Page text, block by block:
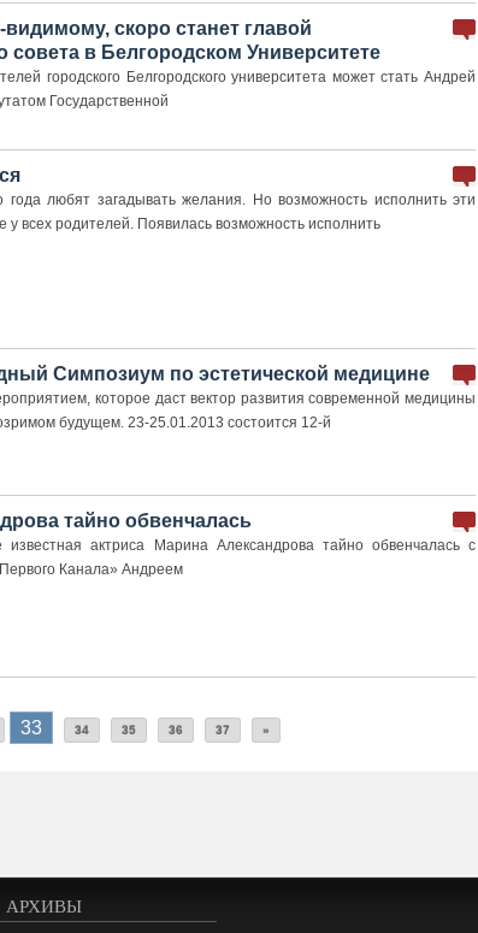
скоро станет главой
совета в Белгородском Университете
городского Белгородского университета может стать Андрей
Государственной
года любят загадывать желания. Но возможность исполнить эти
у всех родителей. Появилась возможность исполнить
Симпозиум по эстетической медицине
которое даст вектор развития современной медицины
будущем. 23-25.01.2013 состоится 12-й
тайно обвенчалась
актриса Марина Александрова тайно обвенчалась с
Канала» Андреем
33 34 35 36 37 »
АРХИВЫ